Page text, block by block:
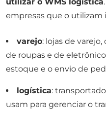
empresas que o utilizam
varejo: lojas de
de roupas e de
estoque e o envio de
logística:
usam para gerenciar o